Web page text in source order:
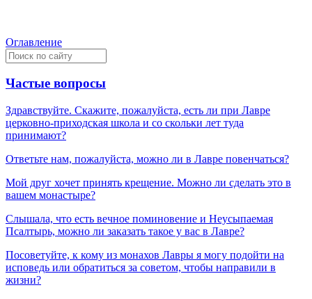
Оглавление
Частые вопросы
Здравствуйте. Скажите, пожалуйста, есть ли при Лавре
церковно-приходская школа и со скольки лет туда
принимают?
Ответьте нам, пожалуйста, можно ли в Лавре повенчаться?
Мой друг хочет принять крещение. Можно ли сделать это в
вашем монастыре?
Слышала, что есть вечное поминовение и Неусыпаемая
Псалтырь, можно ли заказать такое у вас в Лавре?
Посоветуйте, к кому из монахов Лавры я могу подойти на
исповедь или обратиться за советом, чтобы направили в
жизни?